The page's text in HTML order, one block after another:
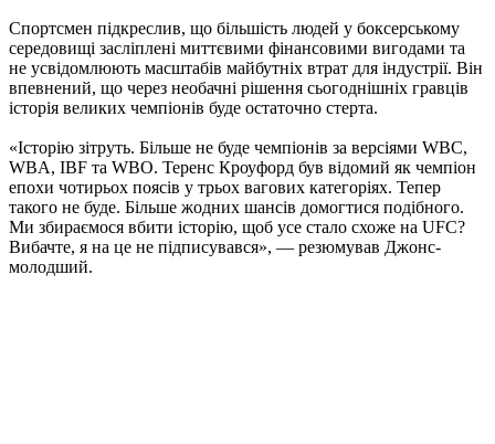
Спортсмен підкреслив, що більшість людей у боксерському
середовищі засліплені миттєвими фінансовими вигодами та
не усвідомлюють масштабів майбутніх втрат для індустрії. Він
впевнений, що через необачні рішення сьогоднішніх гравців
історія великих чемпіонів буде остаточно стерта.
«Історію зітруть. Більше не буде чемпіонів за версіями WBC,
WBA, IBF та WBO. Теренс Кроуфорд був відомий як чемпіон
епохи чотирьох поясів у трьох вагових категоріях. Тепер
такого не буде. Більше жодних шансів домогтися подібного.
Ми збираємося вбити історію, щоб усе стало схоже на UFC?
Вибачте, я на це не підписувався», — резюмував Джонс-
молодший.